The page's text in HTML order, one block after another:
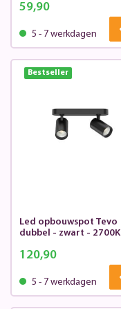
59,90
5 - 7 werkdagen
Bestseller
Led opbouwspot Tevo
dubbel - zwart - 2700K
120,90
5 - 7 werkdagen